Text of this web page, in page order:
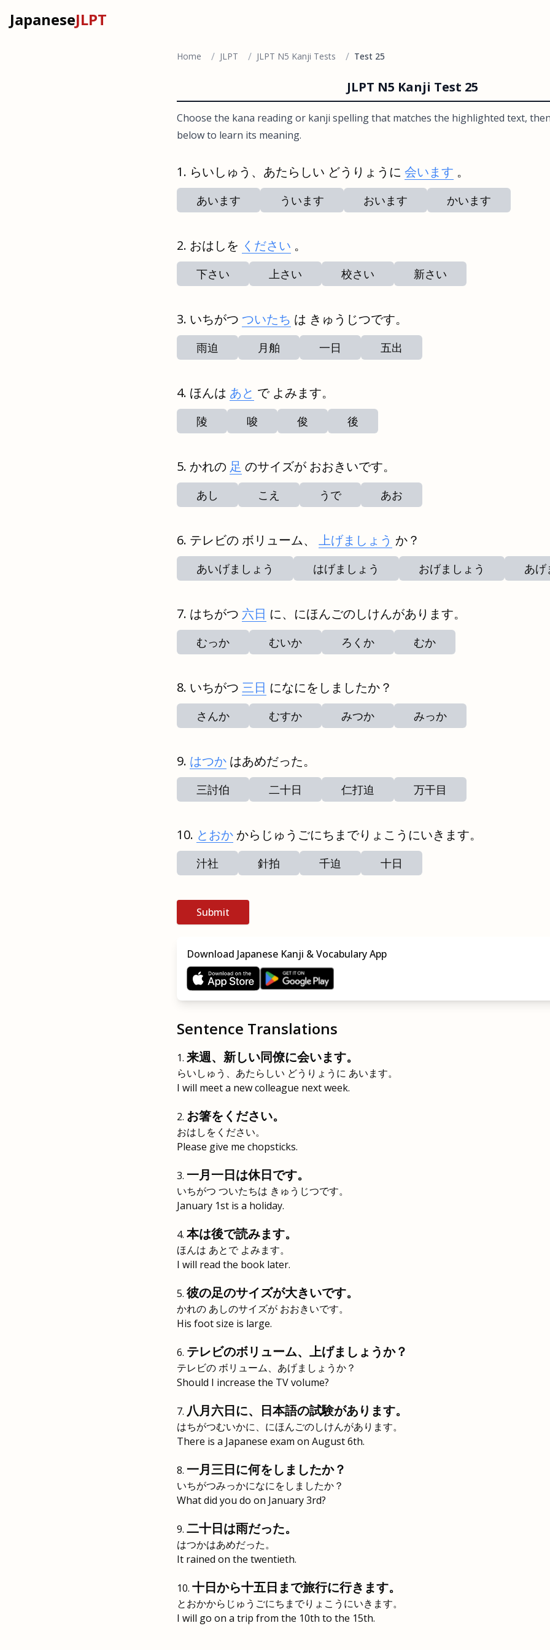
JapaneseJLPT
Home / JLPT / JLPT N5 Kanji Tests / Test 25
JLPT N5 Kanji Test 25
Choose the kana reading or kanji spelling that matches the highlighted text,
below to learn its meaning.
らいしゅう、あたらしい どうりょうに 会います 。
あいます ういます おいます かいます
おはしを ください 。
下さい 上さい 校さい 新さい
いちがつ ついたち は きゅうじつです。
雨迫 月舶 一日 五出
ほんは あと で よみます。
陵 唆 俊 後
かれの 足 のサイズが おおきいです。
あし こえ うで あお
テレビの ボリューム、 上げましょう か？
あいげましょう はげましょう おげましょう あげ
はちがつ 六日 に、にほんごのしけんがあります。
むっか むいか ろくか むか
いちがつ 三日 になにをしましたか？
さんか むすか みつか みっか
はつか はあめだった。
三討伯 二十日 仁打迫 万干目
とおか からじゅうごにちまでりょこうにいきます。
汁社 針拍 千迫 十日
Submit
Download Japanese Kanji & Vocabulary App
Sentence Translations
来週、新しい同僚に会います。
らいしゅう、あたらしい どうりょうに あいます。
I will meet a new colleague next week.
お箸をください。
おはしをください。
Please give me chopsticks.
一月一日は休日です。
いちがつ ついたちは きゅうじつです。
January 1st is a holiday.
本は後で読みます。
ほんは あとで よみます。
I will read the book later.
彼の足のサイズが大きいです。
かれの あしのサイズが おおきいです。
His foot size is large.
テレビのボリューム、上げましょうか？
テレビの ボリューム、あげましょうか？
Should I increase the TV volume?
八月六日に、日本語の試験があります。
はちがつむいかに、にほんごのしけんがあります。
There is a Japanese exam on August 6th.
一月三日に何をしましたか？
いちがつみっかになにをしましたか？
What did you do on January 3rd?
二十日は雨だった。
はつかはあめだった。
It rained on the twentieth.
十日から十五日まで旅行に行きます。
とおかからじゅうごにちまでりょこうにいきます。
I will go on a trip from the 10th to the 15th.